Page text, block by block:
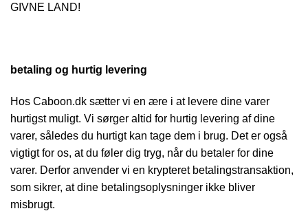
GIVNE LAND!
betaling og hurtig levering
Hos Caboon.dk sætter vi en ære i at levere dine varer
hurtigst muligt. Vi sørger altid for hurtig levering af dine
varer, således du hurtigt kan tage dem i brug. Det er også
vigtigt for os, at du føler dig tryg, når du betaler for dine
varer. Derfor anvender vi en krypteret betalingstransaktion,
som sikrer, at dine betalingsoplysninger ikke bliver
misbrugt.